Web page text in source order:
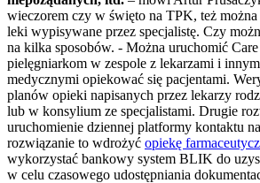
wieczorem czy w święto na TPK, też można
leki wypisywane przez specjalistę. Czy
na kilka sposobów. - Można uruchomić
pielęgniarkom w zespole z lekarzami i
medycznymi opiekować się pacjentami.
planów opieki napisanych przez lekarzy
lub w konsylium ze specjalistami. Drugie
uruchomienie dziennej platformy kontaktu
rozwiązanie to wdrożyć opiekę
wykorzystać bankowy system BLIK do
w celu czasowego udostępniania